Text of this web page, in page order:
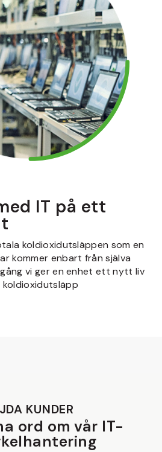
IT på ett
koldioxidutsläppen som en
kommer enbart från själva
vi ger en enhet ett nytt liv
koldioxidutsläpp
KUNDER
ord om vår IT-